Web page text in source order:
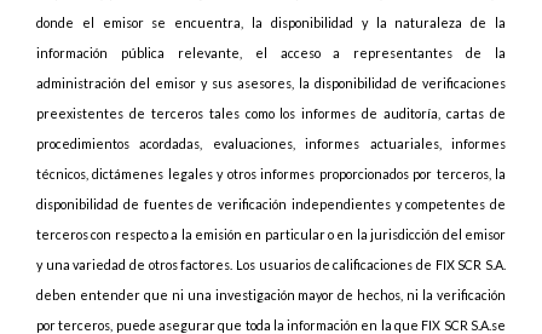
donde el emisor se encuentra, la disponibilidad y la naturaleza de la
información pública relevante, el acceso a representantes de la
administración del emisor y sus asesores, la disponibilidad de verificaciones
preexistentes de terceros tales como los informes de auditoría, cartas de
procedimientos acordadas, evaluaciones, informes actuariales, informes
técnicos, dictámenes legales y otros informes proporcionados por terceros, la
disponibilidad de fuentes de verificación independientes y competentes de
terceros con respecto a la emisión en particular o en la jurisdicción del emisor
y una variedad de otros factores. Los usuarios de calificaciones de FIX SCR S.A.
deben entender que ni una investigación mayor de hechos, ni la verificación
por terceros, puede asegurar que toda la información en la que FIX SCR S.A.se